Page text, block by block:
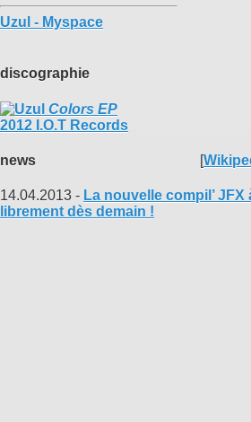
[
Uzul - Myspace
discographie
Colors EP
2012 I.O.T Records
news
14.04.2013 - La nouvelle compil’
librement dès demain !